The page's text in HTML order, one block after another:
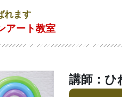
れます
アート教室
講師：ひ